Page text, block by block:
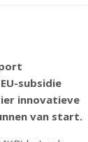
subsidie
innovatieve
van start.